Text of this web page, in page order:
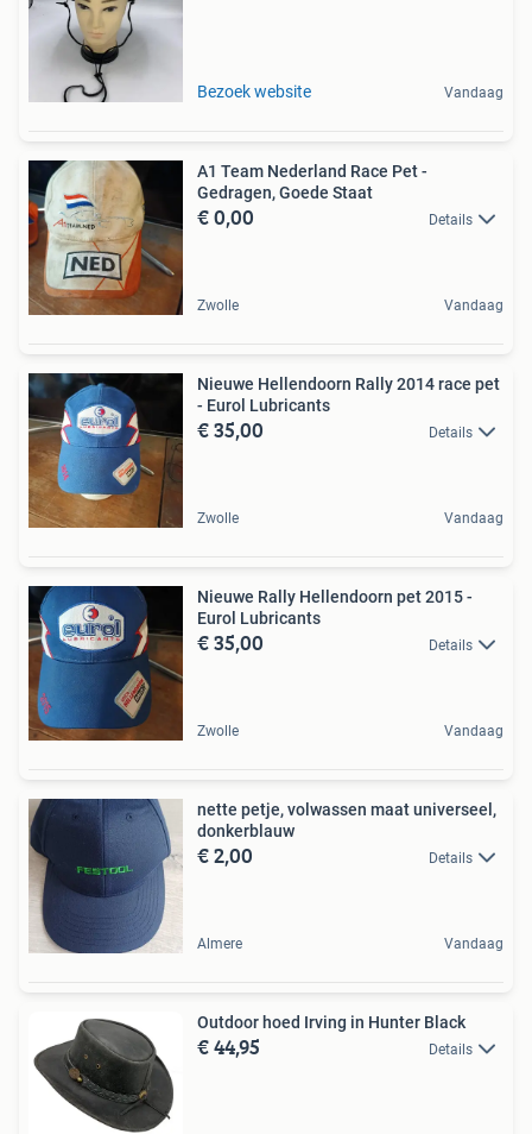
Bezoek website Vandaag
A1 Team Nederland Race Pet -
Gedragen, Goede Staat
€ 0,00 Details
Zwolle Vandaag
Nieuwe Hellendoorn Rally 2014 race pet
- Eurol Lubricants
€ 35,00 Details
Zwolle Vandaag
Nieuwe Rally Hellendoorn pet 2015 -
Eurol Lubricants
€ 35,00 Details
Zwolle Vandaag
nette petje, volwassen maat universeel,
donkerblauw
€ 2,00 Details
Almere Vandaag
Outdoor hoed Irving in Hunter Black
€ 44,95 Details